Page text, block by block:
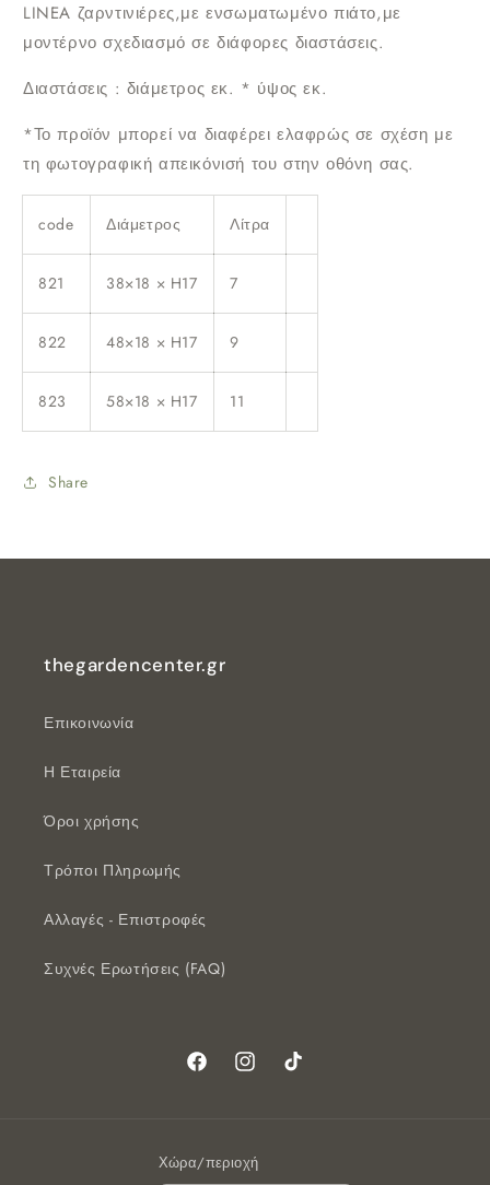
LINEA ζαρντινιέρες,με ενσωματωμένο πιάτο,με
μοντέρνο σχεδιασμό σε διάφορες διαστάσεις.
Διαστάσεις : διάμετρος εκ. * ύψος εκ.
*Το προϊόν μπορεί να διαφέρει ελαφρώς σε σχέση με
τη φωτογραφική απεικόνισή του στην οθόνη σας.
code Διάμετρος Λίτρα
821 38×18 × H17 7
822 48×18 × H17 9
823 58×18 × H17 11
Share
thegardencenter.gr
Επικοινωνία
Η Εταιρεία
Όροι χρήσης
Τρόποι Πληρωμής
Αλλαγές - Επιστροφές
Συχνές Ερωτήσεις (FAQ)
FacebookInstagramTikTok
Χώρα/περιοχή